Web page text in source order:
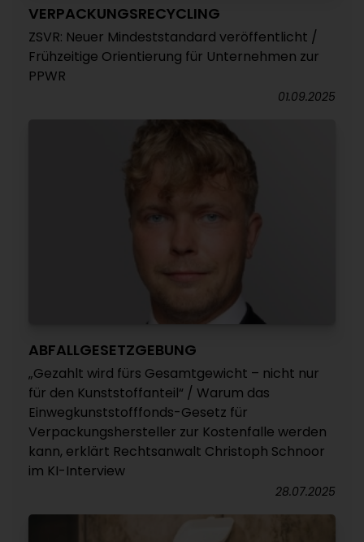
VERPACKUNGSRECYCLING
ZSVR: Neuer Mindeststandard veröffentlicht /
Frühzeitige Orientierung für Unternehmen zur
PPWR
01.09.2025
ABFALLGESETZGEBUNG
„Gezahlt wird fürs Gesamtgewicht – nicht nur
für den Kunststoffanteil“ / Warum das
Einwegkunststofffonds-Gesetz für
Verpackungshersteller zur Kostenfalle werden
kann, erklärt Rechtsanwalt Christoph Schnoor
im KI-Interview
28.07.2025